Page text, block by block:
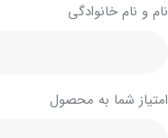
نام و نام خانوادگی
امتیاز شما به محصول